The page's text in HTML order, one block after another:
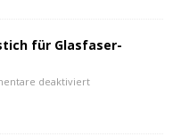
für Glasfaser-
deaktiviert